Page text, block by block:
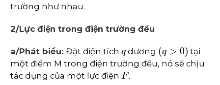
trường như nhau.
2/Lực điện trong điện trường đều
a/Phát biểu: Đặt điện tích dương (q )
tại
một điểm M trong điện trường đều, nó sẽ chịu
tác dụng của một lực điện F.